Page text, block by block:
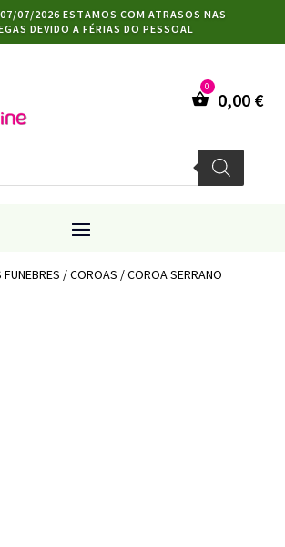
07/2026 ESTAMOS COM ATRASOS NAS
DEVIDO A FÉRIAS DO PESSOAL
0,00 €
FUNEBRES /COROAS / COROA SERRANO